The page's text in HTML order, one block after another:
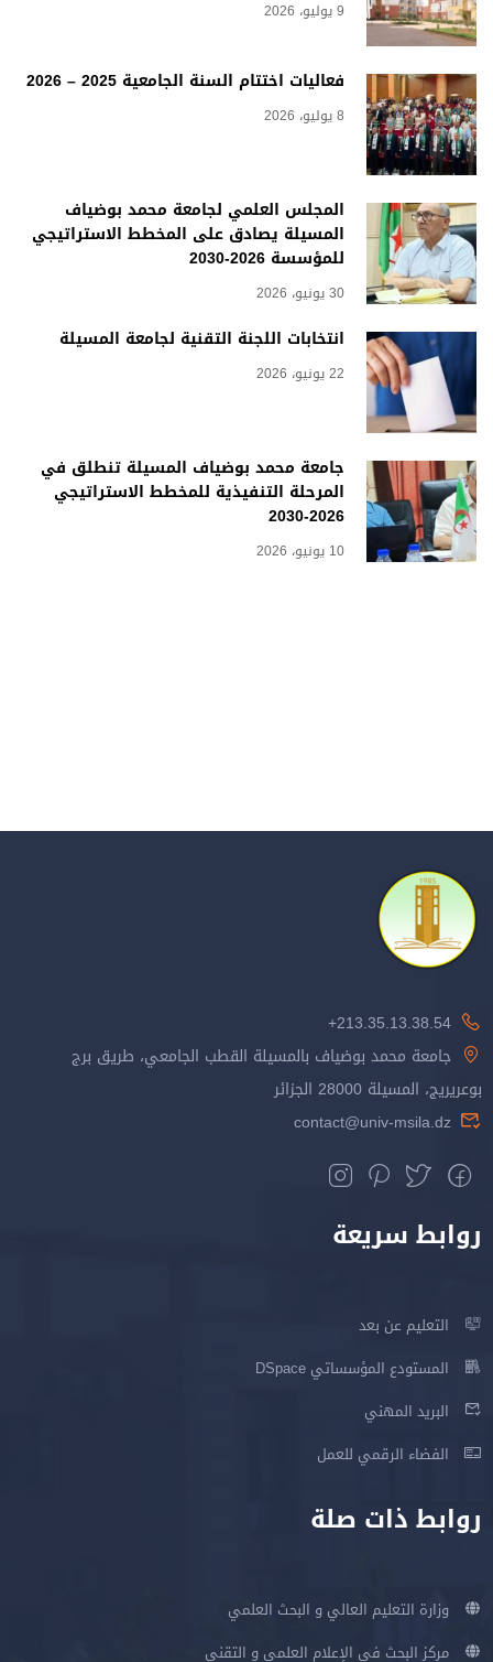
9 يوليو، 2026
فعاليات اختتام السنة الجامعية 2025 – 2026
8 يوليو، 2026
المجلس العلمي لجامعة محمد بوضياف
المسيلة يصادق على المخطط الاستراتيجي
للمؤسسة 2026-2030
30 يونيو، 2026
انتخابات اللجنة التقنية لجامعة المسيلة
22 يونيو، 2026
جامعة محمد بوضياف المسيلة تنطلق في
المرحلة التنفيذية للمخطط الاستراتيجي
2026-2030
10 يونيو، 2026
213.35.13.38.54+
جامعة محمد بوضياف بالمسيلة القطب الجامعي، طريق برج
بوعريريج، المسيلة 28000 الجزائر
contact@univ-msila.dz
روابط سريعة
التعليم عن بعد
المستودع المؤسساتي DSpace
البريد المهني
الفضاء الرقمي للعمل
روابط ذات صلة
وزارة التعليم العالي و البحث العلمي
مركز البحث في الإعلام العلمي و التقني